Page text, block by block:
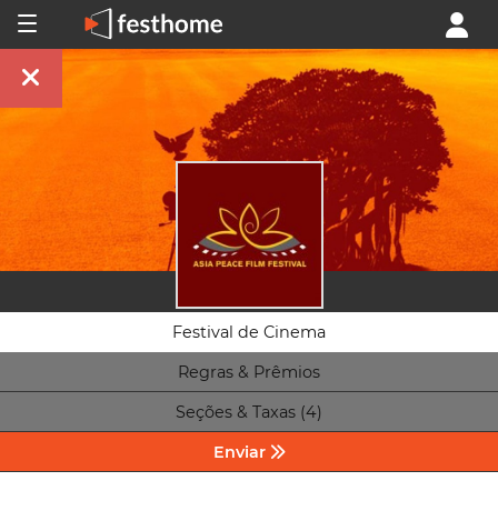
Festival de Cinema
Regras & Prêmios
Seções & Taxas (4)
Enviar